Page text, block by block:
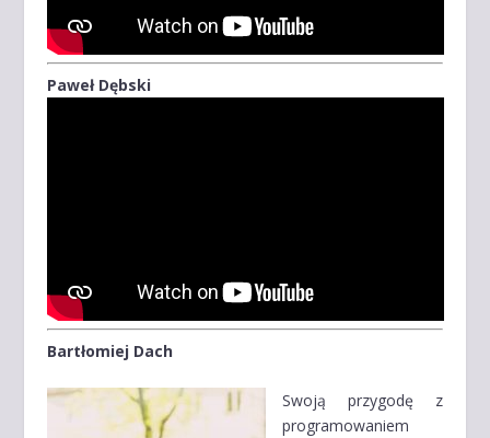
Paweł Dębski
Bartłomiej Dach
Swoją przygodę z
programowaniem